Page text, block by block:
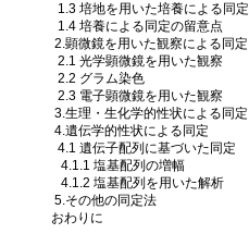
1.3 培地を用いた培養による同定
1.4 培養による同定の留意点
2.顕微鏡を用いた観察による同定
2.1 光学顕微鏡を用いた観察
2.2 グラム染色
2.3 電子顕微鏡を用いた観察
3.生理・生化学的性状による同定
4.遺伝学的性状による同定
4.1 遺伝子配列に基づいた同定
4.1.1 塩基配列の増幅
4.1.2 塩基配列を用いた解析
5.その他の同定法
おわりに